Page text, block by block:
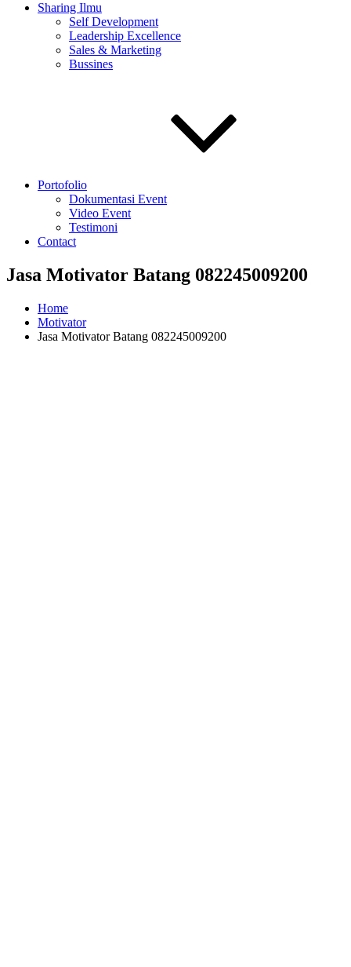
Sharing Ilmu
Self Development
Leadership Excellence
Sales & Marketing
Bussines
Portofolio
Dokumentasi Event
Video Event
Testimoni
Contact
Jasa Motivator Batang 082245009200
Home
Motivator
Jasa Motivator Batang 082245009200